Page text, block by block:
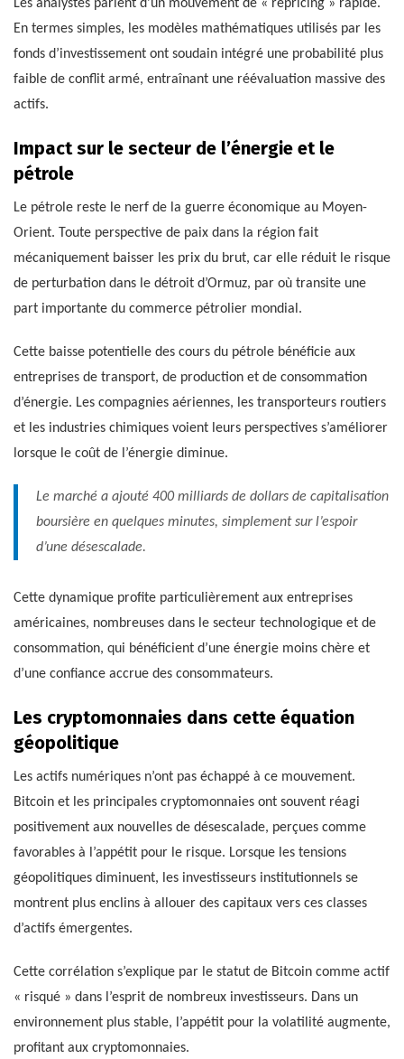
Les analystes parlent d’un mouvement de « repricing » rapide.
En termes simples, les modèles mathématiques utilisés par les
fonds d’investissement ont soudain intégré une probabilité plus
faible de conflit armé, entraînant une réévaluation massive des
actifs.
Impact sur le secteur de l’énergie et le
pétrole
Le pétrole reste le nerf de la guerre économique au Moyen-
Orient. Toute perspective de paix dans la région fait
mécaniquement baisser les prix du brut, car elle réduit le risque
de perturbation dans le détroit d’Ormuz, par où transite une
part importante du commerce pétrolier mondial.
Cette baisse potentielle des cours du pétrole bénéficie aux
entreprises de transport, de production et de consommation
d’énergie. Les compagnies aériennes, les transporteurs routiers
et les industries chimiques voient leurs perspectives s’améliorer
lorsque le coût de l’énergie diminue.
Le marché a ajouté 400 milliards de dollars de capitalisation
boursière en quelques minutes, simplement sur l’espoir
d’une désescalade.
Cette dynamique profite particulièrement aux entreprises
américaines, nombreuses dans le secteur technologique et de
consommation, qui bénéficient d’une énergie moins chère et
d’une confiance accrue des consommateurs.
Les cryptomonnaies dans cette équation
géopolitique
Les actifs numériques n’ont pas échappé à ce mouvement.
Bitcoin et les principales cryptomonnaies ont souvent réagi
positivement aux nouvelles de désescalade, perçues comme
favorables à l’appétit pour le risque. Lorsque les tensions
géopolitiques diminuent, les investisseurs institutionnels se
montrent plus enclins à allouer des capitaux vers ces classes
d’actifs émergentes.
Cette corrélation s’explique par le statut de Bitcoin comme actif
« risqué » dans l’esprit de nombreux investisseurs. Dans un
environnement plus stable, l’appétit pour la volatilité augmente,
profitant aux cryptomonnaies.